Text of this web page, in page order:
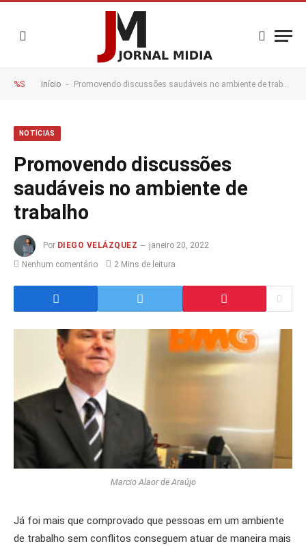
%S Início - Promovendo discussões saudáveis no ambiente de trabalho
NOTÍCIAS
Promovendo discussões
saudáveis no ambiente de
trabalho
Por DIEGO VELÁZQUEZ
janeiro 20, 2022
Nenhum comentário
2 Mins de leitura
Marcio Alaor de Araújo
Já foi mais que comprovado que pessoas em um ambiente
de trabalho sem conflitos conseguem atuar de maneira mais